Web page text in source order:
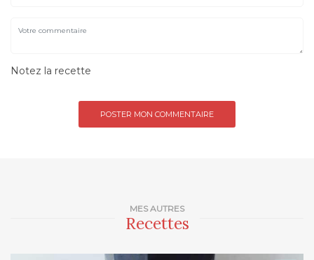
MES AUTRES
Recettes
Notez la recette